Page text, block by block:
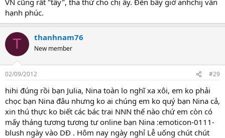
hạnh phúc.
T thanhnam76
New member
02/09/2012 #29
hihi đúng rồi bạn Julia, Nina toàn lo nghĩ xa xôi, em ko phải
chọc bạn Nina đâu nhưng ko ai chúng em ko quý bạn Nina cả,
xin thú thực ko biết các bác trai NNN thế nào chứ em còn có
mấy tháng tương tương tư online bạn Nina :emoticon-0111-
blush ngày vào DĐ . Hôm nay ngày nghỉ Lễ uống chút chút